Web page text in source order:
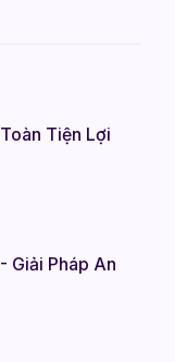
Tiện Lợi
Giải Pháp An